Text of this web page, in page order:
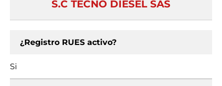
S.C TECNO DIESEL SAS
¿Registro RUES activo?
Si